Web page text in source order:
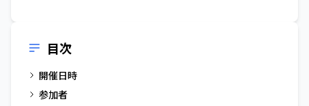
目次
開催日時
参加者